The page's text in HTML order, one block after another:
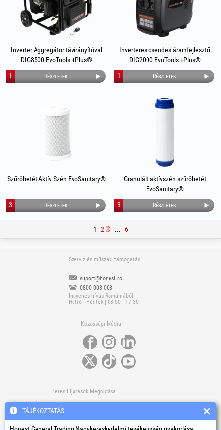
Inverter Aggregátor távirányítóval
DIG8500 EvoTools +Plus®
Részletek
1
Inverteres csendes áramfejlesztő
DIG2000 EvoTools +Plus®
Részletek
1
Szűrőbetét Aktív Szén EvoSanitary®
Részletek
3
Granulált aktívszén szűrőbetét
EvoSanitary®
Részletek
3
1 2 ... 6
Szerviz és műszaki támogatás
suport@honest.ro
0800-008-008
Ingyenes hívás Romániából
Hétfő - Péntek | 08:00 - 17:30
Közösségi Média
Peres Eljárások Megoldása
TÁJÉKOZTATÁS